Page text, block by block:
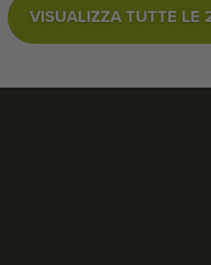
VISUALIZZA TUTTE LE